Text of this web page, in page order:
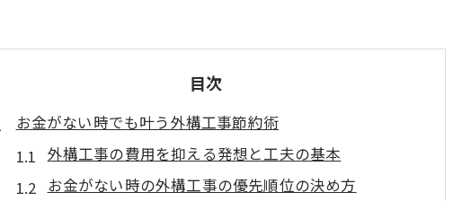
目次
お金がない時でも叶う外構工事節約術
外構工事の費用を抑える発想と工夫の基本
お金がない時の外構工事の優先順位の決め方